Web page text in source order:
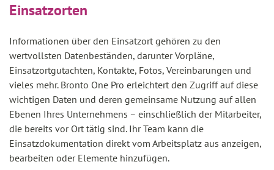
Einsatzorten
Informationen über den Einsatzort gehören zu den
wertvollsten Datenbeständen, darunter Vorpläne,
Einsatzortgutachten, Kontakte, Fotos, Vereinbarungen und
vieles mehr. Bronto One Pro erleichtert den Zugriff auf diese
wichtigen Daten und deren gemeinsame Nutzung auf allen
Ebenen Ihres Unternehmens – einschließlich der Mitarbeiter,
die bereits vor Ort tätig sind. Ihr Team kann die
Einsatzdokumentation direkt vom Arbeitsplatz aus anzeigen,
bearbeiten oder Elemente hinzufügen.